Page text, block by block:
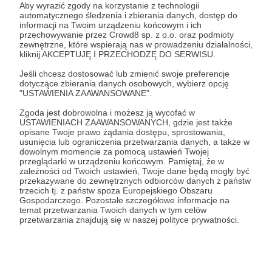
Aby wyrazić zgody na korzystanie z technologii
automatycznego śledzenia i zbierania danych, dostęp do
informacji na Twoim urządzeniu końcowym i ich
przechowywanie przez Crowd8 sp. z o.o. oraz podmioty
zewnętrzne, które wspierają nas w prowadzeniu działalności,
kliknij AKCEPTUJĘ I PRZECHODZĘ DO SERWISU.
Jeśli chcesz dostosować lub zmienić swoje preferencje
dotyczące zbierania danych osobowych, wybierz opcję
"USTAWIENIA ZAAWANSOWANE".
Zgoda jest dobrowolna i możesz ją wycofać w
USTAWIENIACH ZAAWANSOWANYCH, gdzie jest także
opisane Twoje prawo żądania dostępu, sprostowania,
usunięcia lub ograniczenia przetwarzania danych, a także w
dowolnym momencie za pomocą ustawień Twojej
przeglądarki w urządzeniu końcowym. Pamiętaj, że w
zależności od Twoich ustawień, Twoje dane będą mogły być
przekazywane do zewnętrznych odbiorców danych z państw
trzecich tj. z państw spoza Europejskiego Obszaru
Gospodarczego. Pozostałe szczegółowe informacje na
temat przetwarzania Twoich danych w tym celów
przetwarzania znajdują się w naszej polityce prywatności.
* Zapoznałem się i akceptujęRegulaminserwisu oraz
* Wyrażam zgodę na przetwarzanie moich danych
osobowych podanych w formularzu rejestracyjnym w celu
prawidłowego świadczenia usług serwisu Patronite.
Wyrażam zgodę na otrzymywanie drogą elektroniczną
informacji handlowych - newslettera. Opcja ta może zostać
zmieniona w ustawieniach konta.